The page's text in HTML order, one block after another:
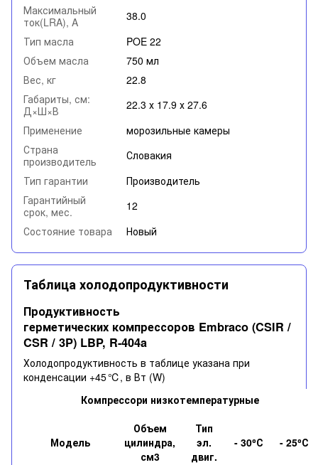
Максимальный
ток(LRA), A
38.0
Тип масла
POE 22
Объем масла
750 мл
Вес, кг
22.8
Габариты, см:
Д×Ш×В
22.3 х 17.9 х 27.6
Применение
морозильные камеры
Страна
производитель
Словакия
Тип гарантии
Производитель
Гарантийный
срок, мес.
12
Состояние товара
Новый
Таблица холодопродуктивности
Продуктивность
герметических компрессоров Embraco (CSIR /
CSR / 3P) LBP, R-404a
Холодопродуктивность в таблице указана при
конденсации +45 ℃, в Вт (W)
Компрессори низкотемпературные
Модель
Объем
цилиндра,
см3
Тип
эл.
двиг.
- 30⁰С - 25⁰С